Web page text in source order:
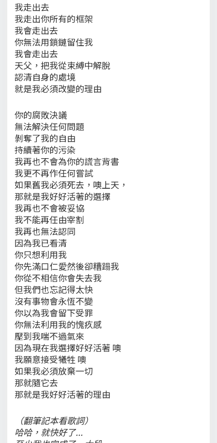
我走出去
我走出你所有的框架
我會走出去
你無法用鎖鏈留住我
我會走出去
天父，把我從束縛中解脫
認清自身的處境
就是我必須改變的理由
你的腐敗決議
無法解決任何問題
剝奪了我的自由
持續著你的污染
我再也不會為你的謊言背書
我更不再作任何嘗試
如果舊我必須死去，噢上天，
那就是我好好活著的選擇
我再也不會被妥協
我不能再任由宰割
我再也無法認同
因為我已看清
你只想利用我
你先滿口仁愛然後卻糟蹋我
你從不相信你會失去我
但我們也忘記得太快
沒有事物會永恆不變
你以為我會留下受罪
你無法利用我的愧疚感
壓到我喘不過氣來
因為現在我選擇好好活著 噢
我願意接受犧牲 噢
如果我必須放棄一切
那就隨它去
那就是我好好活著的理由
（翻筆記本看歌詞）
哈哈，就快好了...